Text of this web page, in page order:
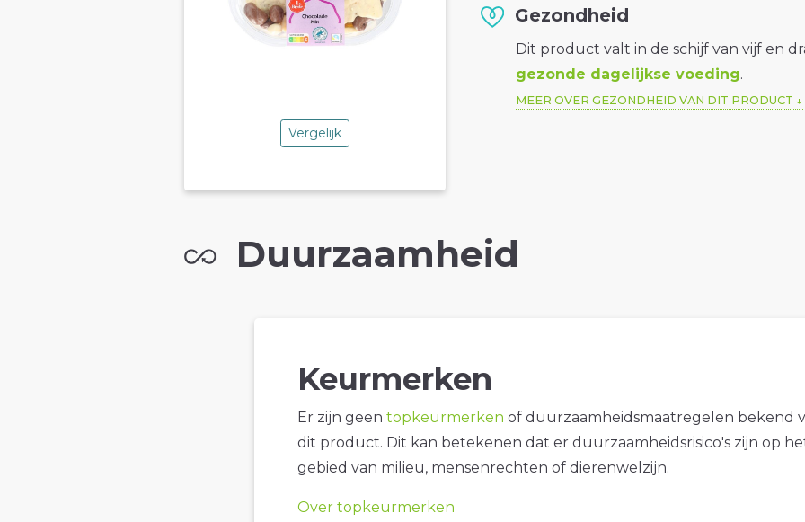
Vergelijk
Gezondheid
Dit product valt in de schijf van vijf en
gezonde dagelijkse voeding.
MEER OVER GEZONDHEID VAN DIT PRODUCT
Duurzaamheid
Keurmerken
Er zijn geen topkeurmerken of duurzaamheidsmaatregelen bekend
dit product. Dit kan betekenen dat er duurzaamheidsrisico's zijn op
gebied van milieu, mensenrechten of dierenwelzijn.
Over topkeurmerken